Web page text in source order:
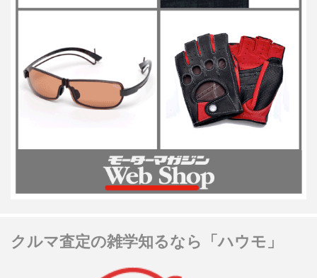
クルマ査定の雑学知るなら「ハウモ」